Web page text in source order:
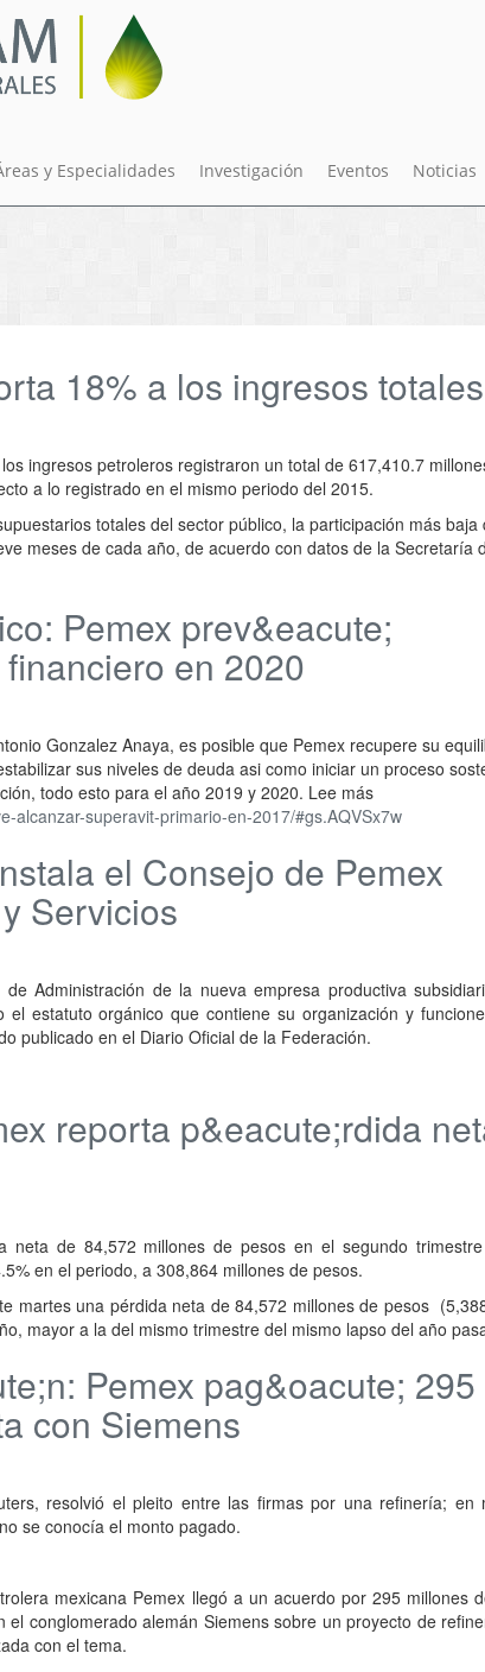
y Especialidades Investigación Eventos Noticias
18% a los ingresos totales
ingresos petroleros registraron un total de 617,410.7
a lo registrado en el mismo periodo del 2015.
totales del sector público, la participación más baja
meses de cada año, de acuerdo con datos de la Secretaría
Pemex prev&eacute;
en 2020
Gonzalez Anaya, es posible que Pemex recupere su
sus niveles de deuda asi como iniciar un proceso
todo esto para el año 2019 y 2020. Lee más
alcanzar-superavit-primario-en-2017/#gs.AQVSx7w
el Consejo de Pemex
Servicios
Administración de la nueva empresa productiva
el estatuto orgánico que contiene su organización y
publicado en el Diario Oficial de la Federación.
reporta p&eacute;rdida
neta de 84,572 millones de pesos en el segundo
en el periodo, a 308,864 millones de pesos.
martes una pérdida neta de 84,572 millones de pesos
mayor a la del mismo trimestre del mismo lapso del año
Pemex pag&oacute; 295
con Siemens
resolvió el pleito entre las firmas por una refinería; en
se conocía el monto pagado.
mexicana Pemex llegó a un acuerdo por 295 millones
conglomerado alemán Siemens sobre un proyecto de
con el tema.